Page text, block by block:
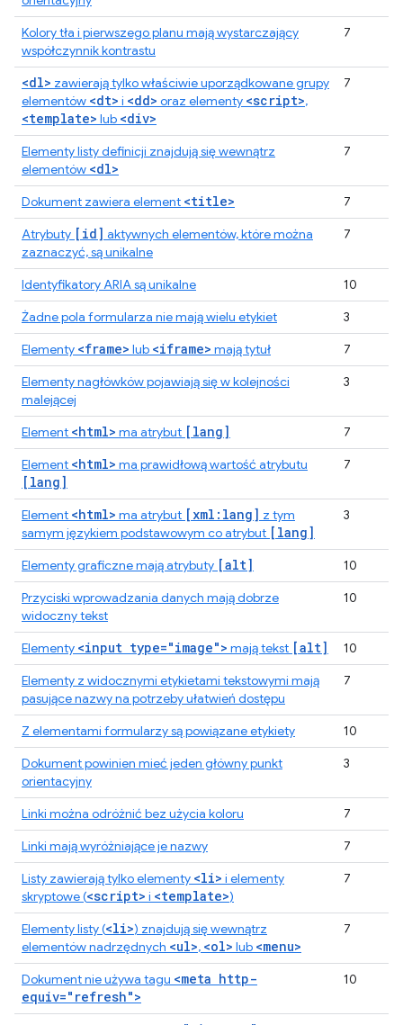
Kolory tła i pierwszego planu mają wystarczający
współczynnik kontrastu
7
<dl> zawierają tylko właściwie uporządkowane grupy
elementów <dt> i <dd> oraz elementy <script>,
<template> lub <div>
7
Elementy listy definicji znajdują się wewnątrz
elementów <dl>
7
Dokument zawiera element <title>
7
Atrybuty [id] aktywnych elementów, które można
zaznaczyć, są unikalne
7
Identyfikatory ARIA są unikalne
10
Żadne pola formularza nie mają wielu etykiet
3
Elementy <frame> lub <iframe> mają tytuł
7
Elementy nagłówków pojawiają się w kolejności
malejącej
3
Element <html> ma atrybut [lang]
7
Element <html> ma prawidłową wartość atrybutu
[lang]
7
Element <html> ma atrybut [xml:lang] z tym
samym językiem podstawowym co atrybut [lang]
3
Elementy graficzne mają atrybuty [alt]
10
Przyciski wprowadzania danych mają dobrze
widoczny tekst
10
Elementy <input type="image"> mają tekst [alt]
10
Elementy z widocznymi etykietami tekstowymi mają
pasujące nazwy na potrzeby ułatwień dostępu
7
Z elementami formularzy są powiązane etykiety
10
Dokument powinien mieć jeden główny punkt
orientacyjny
3
Linki można odróżnić bez użycia koloru
7
Linki mają wyróżniające je nazwy
7
Listy zawierają tylko elementy <li> i elementy
skryptowe (<script> i <template>)
7
Elementy listy (<li>) znajdują się wewnątrz
elementów nadrzędnych <ul>, <ol> lub <menu>
7
Dokument nie używa tagu <meta http-
equiv="refresh">
10